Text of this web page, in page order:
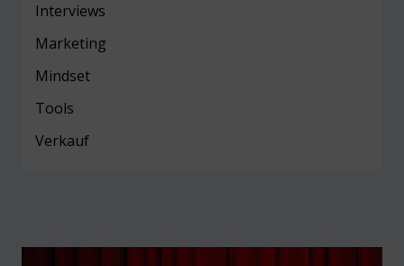
Interviews
Marketing
Mindset
Tools
Verkauf